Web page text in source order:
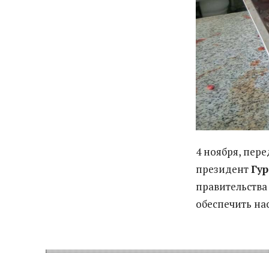
4 ноября,
президент
обеспечить